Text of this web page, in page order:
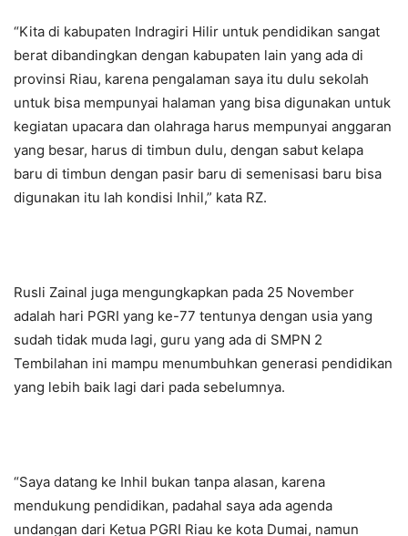
“Kita di kabupaten Indragiri Hilir untuk pendidikan sangat
berat dibandingkan dengan kabupaten lain yang ada di
provinsi Riau, karena pengalaman saya itu dulu sekolah
untuk bisa mempunyai halaman yang bisa digunakan untuk
kegiatan upacara dan olahraga harus mempunyai anggaran
yang besar, harus di timbun dulu, dengan sabut kelapa
baru di timbun dengan pasir baru di semenisasi baru bisa
digunakan itu lah kondisi Inhil,” kata RZ.
Rusli Zainal juga mengungkapkan pada 25 November
adalah hari PGRI yang ke-77 tentunya dengan usia yang
sudah tidak muda lagi, guru yang ada di SMPN 2
Tembilahan ini mampu menumbuhkan generasi pendidikan
yang lebih baik lagi dari pada sebelumnya.
“Saya datang ke Inhil bukan tanpa alasan, karena
mendukung pendidikan, padahal saya ada agenda
undangan dari Ketua PGRI Riau ke kota Dumai, namun